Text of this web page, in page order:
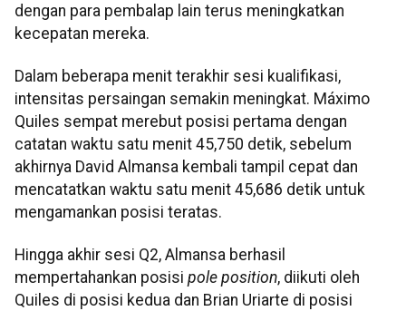
dengan para pembalap lain terus meningkatkan
kecepatan mereka.
Dalam beberapa menit terakhir sesi kualifikasi,
intensitas persaingan semakin meningkat. Máximo
Quiles sempat merebut posisi pertama dengan
catatan waktu satu menit 45,750 detik, sebelum
akhirnya David Almansa kembali tampil cepat dan
mencatatkan waktu satu menit 45,686 detik untuk
mengamankan posisi teratas.
Hingga akhir sesi Q2, Almansa berhasil
mempertahankan posisi pole position, diikuti oleh
Quiles di posisi kedua dan Brian Uriarte di posisi